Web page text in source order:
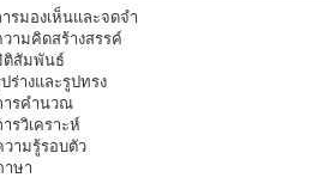
มองเห็นและจดจำ
ามคิดสร้างสรรค์
ติสัมพันธ์
างและรูปทรง
รคำนวณ
วิเคราะห์
ามรู้รอบตัว
ษา